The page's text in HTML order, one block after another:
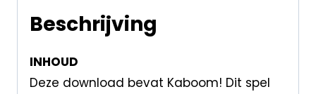
Beschrijving
INHOUD
Deze download bevat Kaboom! Dit spel